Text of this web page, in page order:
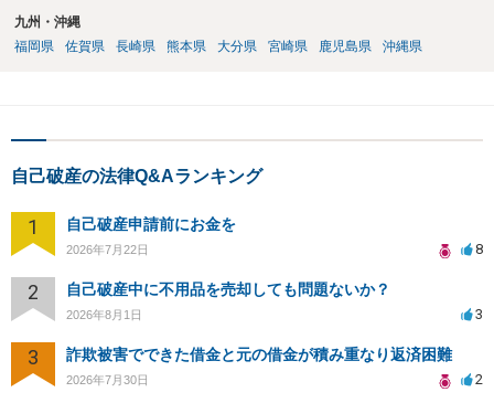
九州・沖縄
福岡県
佐賀県 長崎県 熊本県 大分県 宮崎県 鹿児島県 沖縄県
自己破産の法律Q&Aランキング
1 自己破産申請前にお金を
2026年7月22日 8
2 自己破産中に不用品を売却しても問題ないか？
2026年8月1日 3
3 詐欺被害でできた借金と元の借金が積み重なり返済困難
2026年7月30日 2